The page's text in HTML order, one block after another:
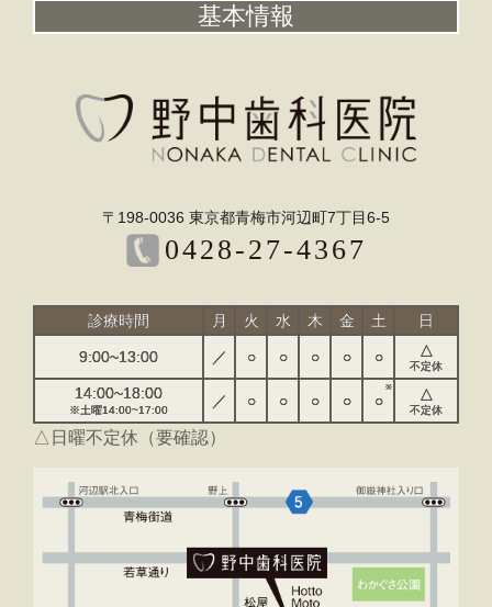
基本情報
〒198-0036 東京都青梅市河辺町7丁目6-5
0428-27-4367
診療時間 月 火 水 木 金 土 日
9:00~13:00 ／ ○ ○ ○ ○ ○ △
不定休
14:00~18:00
※土曜14:00~17:00
／ ○ ○ ○ ○ ○ △
不定休
△日曜不定休（要確認）